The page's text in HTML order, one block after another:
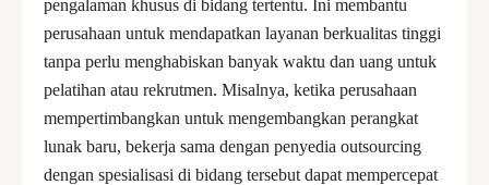
pengalaman khusus di bidang tertentu. Ini membantu
perusahaan untuk mendapatkan layanan berkualitas tinggi
tanpa perlu menghabiskan banyak waktu dan uang untuk
pelatihan atau rekrutmen. Misalnya, ketika perusahaan
mempertimbangkan untuk mengembangkan perangkat
lunak baru, bekerja sama dengan penyedia outsourcing
dengan spesialisasi di bidang tersebut dapat mempercepat